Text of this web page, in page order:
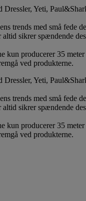
Yeti,
trends med små fede
sikrer spændende
kun producerer 35
ved produkterne.
Yeti,
trends med små fede
sikrer spændende
kun producerer 35
ved produkterne.